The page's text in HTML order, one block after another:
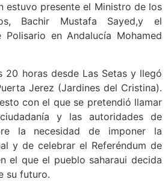
estuvo presente el Ministro de los
Bachir Mustafa Sayed,y el
Polisario en Andalucía Mohamed
20 horas desde Las Setas y llegó
Jerez (Jardines del Cristina).
con el que se pretendió llamar
y las autoridades de
la necesidad de imponer la
y de celebrar el Referéndum de
el que el pueblo saharaui decida
su futuro.